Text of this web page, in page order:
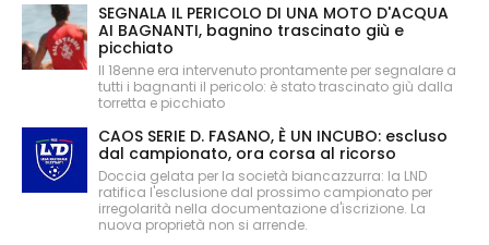
SEGNALA IL PERICOLO DI UNA MOTO D'ACQUA
AI BAGNANTI, bagnino trascinato giù e
picchiato
Il 18enne era intervenuto prontamente per segnalare a
tutti i bagnanti il pericolo: è stato trascinato giù dalla
torretta e picchiato
CAOS SERIE D. FASANO, È UN INCUBO: escluso
dal campionato, ora corsa al ricorso
Doccia gelata per la società biancazzurra: la LND
ratifica l'esclusione dal prossimo campionato per
irregolarità nella documentazione d'iscrizione. La
nuova proprietà non si arrende.